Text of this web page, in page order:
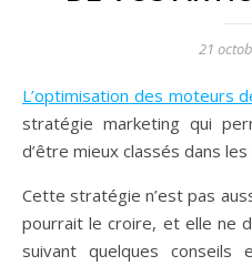
21
L’optimisation des moteurs
stratégie marketing qui
d’être mieux classés dans
Cette stratégie n’est pas
pourrait le croire, et elle ne
suivant quelques conseils